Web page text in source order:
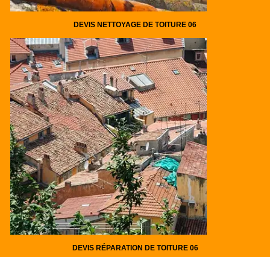
DEVIS NETTOYAGE DE TOITURE 06
DEVIS RÉPARATION DE TOITURE 06